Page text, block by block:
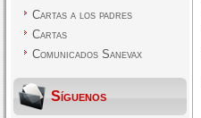
Cartas a los padres
Cartas
Comunicados Sanevax
Síguenos